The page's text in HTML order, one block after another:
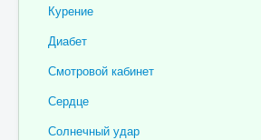
Связаться с нами
Отзывы пациентов
Курение
Диабет
Смотровой кабинет
Сердце
Солнечный удар